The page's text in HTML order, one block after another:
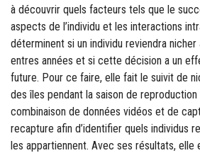
à découvrir quels facteurs tels que le
aspects de l’individu et les interactions
déterminent si un individu reviendra
entres années et si cette décision a un
future. Pour ce faire, elle fait le suivit de
des îles pendant la saison de
combinaison de données vidéos et de
recapture afin d’identifier quels individus
les appartiennent. Avec ses résultats, elle